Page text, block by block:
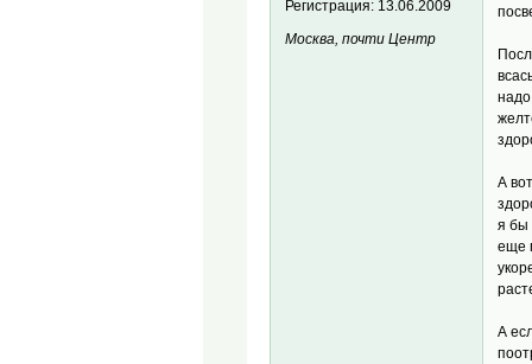
Регистрация: 13.06.2009
Москва, почти Центр
А
я бы
еще
А